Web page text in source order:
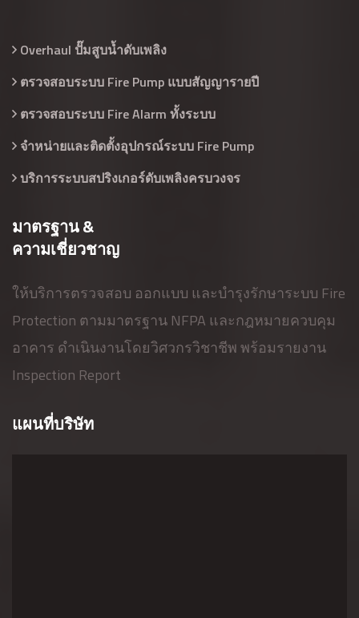
Overhaul ปั๊มสูบน้ำดับเพลิง
ตรวจสอบระบบ Fire Pump แบบสัญญารายปี
ตรวจสอบระบบ Fire Alarm ทั้งระบบ
จำหน่ายและติดตั้งอุปกรณ์ระบบ Fire Pump
บริการระบบสปริงเกอร์ดับเพลิงครบวงจร
มาตรฐาน &
ความเชี่ยวชาญ
ให้บริการตรวจสอบ ออกแบบ และบำรุงรักษาระบบ Fire
Protection ตามมาตรฐาน NFPA และกฎหมายควบคุม
อาคาร ดำเนินงานโดยวิศวกรวิชาชีพ พร้อมรายงาน
Inspection Report
แผนที่บริษัท